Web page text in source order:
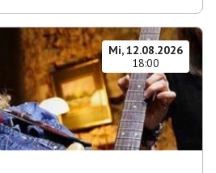
Mi, 12.08.2026
18:00